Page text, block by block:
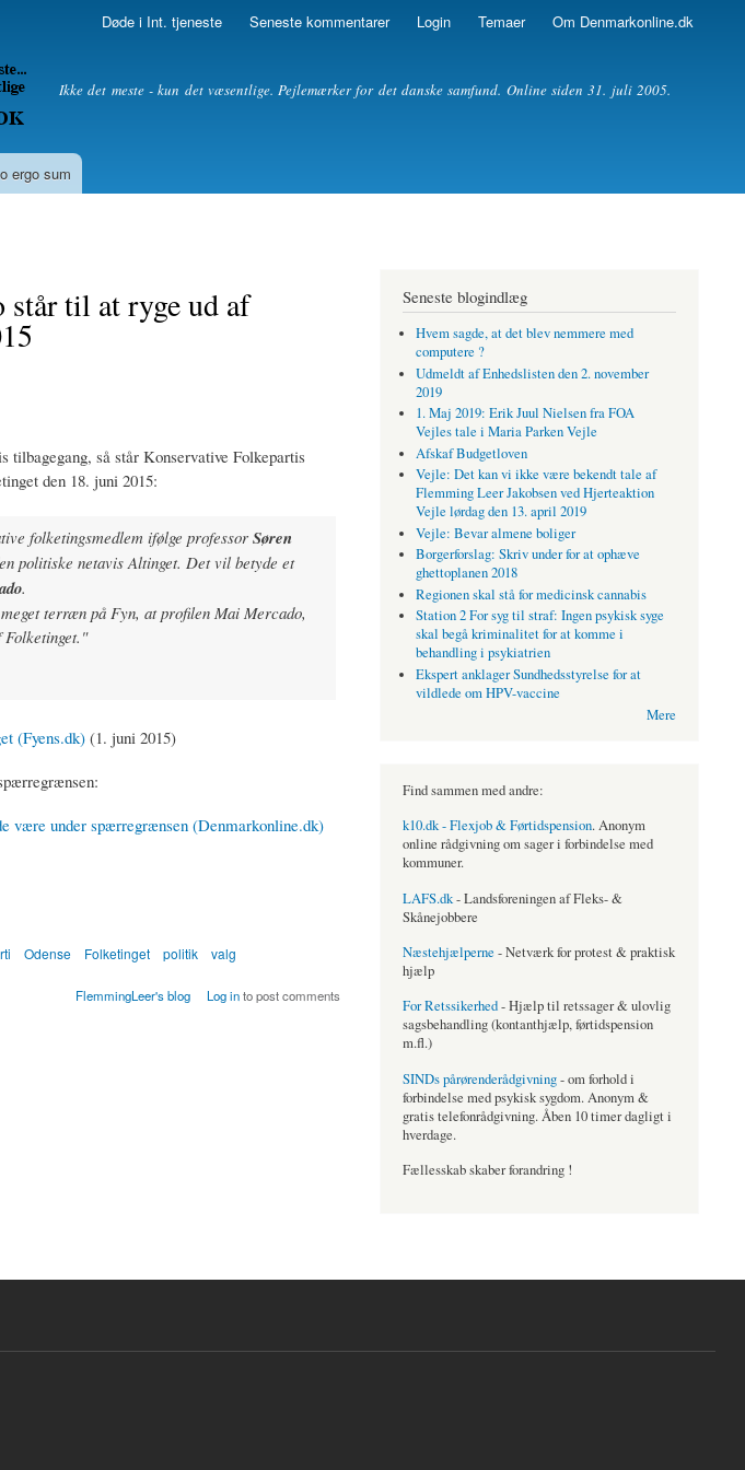
Døde i Int. tjeneste Seneste kommentarer Login Temaer Om Denmarkonline.dk
Ikke det meste - kun det væsentlige. Pejlemærker for det danske samfund. Online siden 31. juli 2005.
ergo sum
til at ryge ud af
tilbagegang, så står Konservative Folkepartis
den 18. juni 2015:
folketingsmedlem ifølge professorSøren
politiske netavis Altinget. Det vil betyde et
.
terræn på Fyn, at profilen Mai Mercado,
(Fyens.dk)(1. juni 2015)
være under spærregrænsen (Denmarkonline.dk)
Odense Folketinget politik valg
FlemmingLeer's blog Log into post comments
Seneste blogindlæg
Hvem sagde, at det blev nemmere med
computere ?
Udmeldt af Enhedslisten den 2. november
2019
1. Maj 2019: Erik Juul Nielsen fra FOA
Vejles tale i Maria Parken Vejle
Afskaf Budgetloven
Vejle: Det kan vi ikke være bekendt tale af
Flemming Leer Jakobsen ved Hjerteaktion
Vejle lørdag den 13. april 2019
Vejle: Bevar almene boliger
Borgerforslag: Skriv under for at ophæve
ghettoplanen 2018
Regionen skal stå for medicinsk cannabis
Station 2 For syg til straf: Ingen psykisk syge
skal begå kriminalitet for at komme i
behandling i psykiatrien
Ekspert anklager Sundhedsstyrelse for at
vildlede om HPV-vaccine
Mere
Find sammen med andre:
k10.dk - Flexjob & Førtidspension. Anonym
online rådgivning om sager i forbindelse med
kommuner.
LAFS.dk- Landsforeningen af Fleks- &
Skånejobbere
Næstehjælperne - Netværk for protest & praktisk
hjælp
For Retssikerhed- Hjælp til retssager & ulovlig
sagsbehandling (kontanthjælp, førtidspension
m.fl.)
SINDs pårørenderådgivning- om forhold i
forbindelse med psykisk sygdom. Anonym &
gratis telefonrådgivning. Åben 10 timer dagligt i
hverdage.
Fællesskab skaber forandring !